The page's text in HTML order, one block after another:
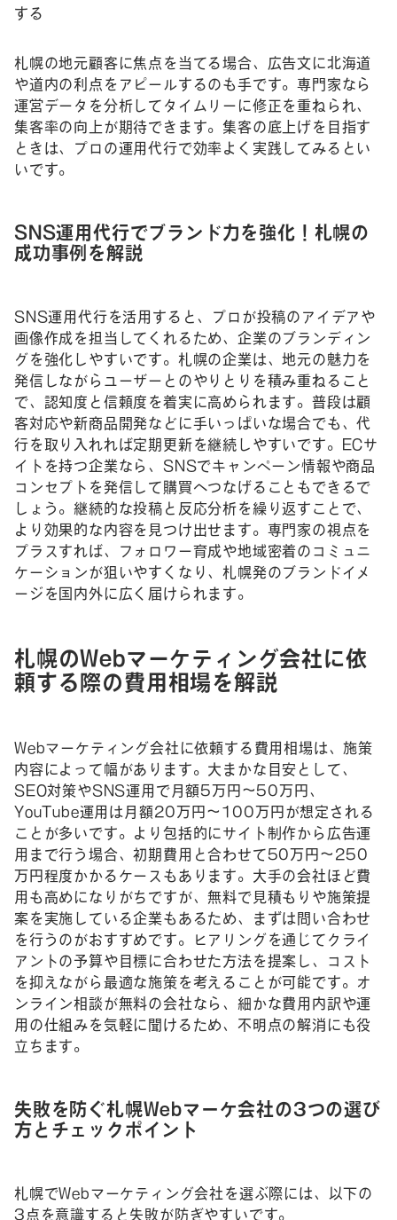
する
札幌の地元顧客に焦点を当てる場合、広告文に北海道
や道内の利点をアピールするのも手です。専門家なら
運営データを分析してタイムリーに修正を重ねられ、
集客率の向上が期待できます。集客の底上げを目指す
ときは、プロの運用代行で効率よく実践してみるとい
いです。
SNS運用代行でブランド力を強化！札幌の
成功事例を解説
SNS運用代行を活用すると、プロが投稿のアイデアや
画像作成を担当してくれるため、企業のブランディン
グを強化しやすいです。札幌の企業は、地元の魅力を
発信しながらユーザーとのやりとりを積み重ねること
で、認知度と信頼度を着実に高められます。普段は顧
客対応や新商品開発などに手いっぱいな場合でも、代
行を取り入れれば定期更新を継続しやすいです。ECサ
イトを持つ企業なら、SNSでキャンペーン情報や商品
コンセプトを発信して購買へつなげることもできるで
しょう。継続的な投稿と反応分析を繰り返すことで、
より効果的な内容を見つけ出せます。専門家の視点を
プラスすれば、フォロワー育成や地域密着のコミュニ
ケーションが狙いやすくなり、札幌発のブランドイメ
ージを国内外に広く届けられます。
札幌のWebマーケティング会社に依
頼する際の費用相場を解説
Webマーケティング会社に依頼する費用相場は、施策
内容によって幅があります。大まかな目安として、
SEO対策やSNS運用で月額5万円〜50万円、
YouTube運用は月額20万円〜100万円が想定される
ことが多いです。より包括的にサイト制作から広告運
用まで行う場合、初期費用と合わせて50万円〜250
万円程度かかるケースもあります。大手の会社ほど費
用も高めになりがちですが、無料で見積もりや施策提
案を実施している企業もあるため、まずは問い合わせ
を行うのがおすすめです。ヒアリングを通じてクライ
アントの予算や目標に合わせた方法を提案し、コスト
を抑えながら最適な施策を考えることが可能です。オ
ンライン相談が無料の会社なら、細かな費用内訳や運
用の仕組みを気軽に聞けるため、不明点の解消にも役
立ちます。
失敗を防ぐ札幌Webマーケ会社の3つの選び
方とチェックポイント
札幌でWebマーケティング会社を選ぶ際には、以下の
3点を意識すると失敗が防ぎやすいです。